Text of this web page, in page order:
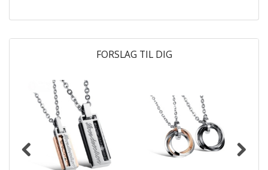
FORSLAG TIL DIG